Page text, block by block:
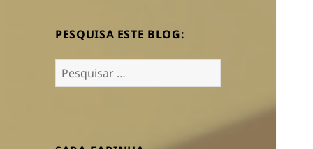
PESQUISA ESTE BLOG:
Pesquisar
por: